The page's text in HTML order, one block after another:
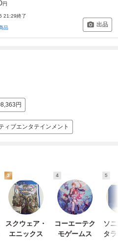
円
21:29終了
品 出品
円
ィブエンタテインメント
3
スクウェア・
エニックス
4
コーエーテク
モゲームス
5
ソ
タ